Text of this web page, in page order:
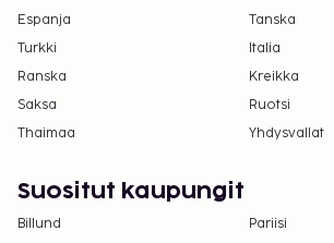
sänkyjä.
Tämä majoituspaikka ei salli
Espanja
Tanska
Turkki
Italia
Ranska
Kreikka
Saksa
Ruotsi
Thaimaa
Yhdysvallat
Suositut kaupungit
Billund
Pariisi